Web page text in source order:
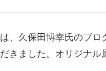
、久保田博幸氏のブ
きました。オリジナル